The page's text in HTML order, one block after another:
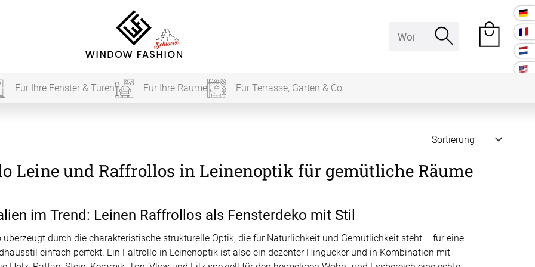
Raumakustik
Akustik Baffeln
Akustik Deckenpaneel
Akustik Lampe
Akustikbilder
Kissen
Für Ihre Fenster & Türen Für Ihre Räume Für Terrasse, Garten & Co.
Leine und Raffrollos in Leinenoptik für gemütliche Räume
im Trend: Leinen Raffrollos als Fensterdeko mit Stil
überzeugt durch die charakteristische strukturelle Optik, die für Natürlichkeit und Gemütlichkeit steht – für eine
einfach perfekt. Ein Faltrollo in Leinenoptik ist also ein dezenter Hingucker und in Kombination mit